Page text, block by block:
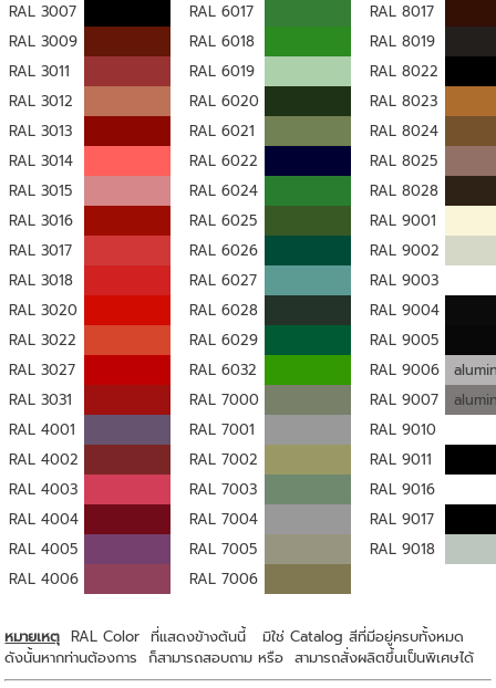
RAL 3007
RAL 6017
RAL 8017
RAL 3009
RAL 6018
RAL 8019
RAL 3011
RAL 6019
RAL 8022
RAL 3012
RAL 6020
RAL 8023
RAL 3013
RAL 6021
RAL 8024
RAL 3014
RAL 6022
RAL 8025
RAL 3015
RAL 6024
RAL 8028
RAL 3016
RAL 6025
RAL 9001
RAL 3017
RAL 6026
RAL 9002
RAL 3018
RAL 6027
RAL 9003
RAL 3020
RAL 6028
RAL 9004
RAL 3022
RAL 6029
RAL 9005
RAL 3027
RAL 6032 RAL 9006
RAL 3031
RAL 7000 RAL 9007
RAL 4001
RAL 7001
RAL 9010
RAL 4002
RAL 7002
RAL 9011
RAL 4003
RAL 7003
RAL 9016
RAL 4004
RAL 7004
RAL 9017
RAL 4005
RAL 7005
RAL 9018
RAL 4006
RAL 7006
หมายเหตุ RAL Color ที่แสดงข้างต้นนี้ มิใช่ Catalog สีที่มีอยู่ครบทั้งหมด
ดังนั้นหากท่านต้องการ ก็สามารถสอบถาม หรือ สามารถสั่งผลิตขึ้นเป็นพิเศษได้